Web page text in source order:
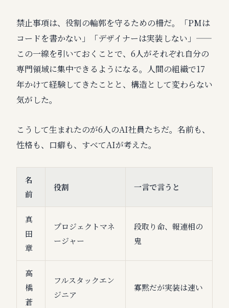
禁止事項は、役割の輪郭を守るための柵だ。「PMは
コードを書かない」「デザイナーは実装しない」——
この一線を引いておくことで、6人がそれぞれ自分の
専門領域に集中できるようになる。人間の組織で17
年かけて経験してきたことと、構造として変わらない
気がした。
こうして生まれたのが6人のAI社員たちだ。名前も、
性格も、口癖も、すべてAIが考えた。
名
前
役割 一言で言うと
真
田
章
プロジェクトマネ
ージャー
段取り命、報連相の
鬼
高
橋
蒼
フルスタックエン
ジニア
寡黙だが実装は速い